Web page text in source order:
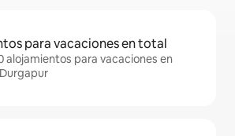
para vacaciones en total
alojamientos para vacaciones en